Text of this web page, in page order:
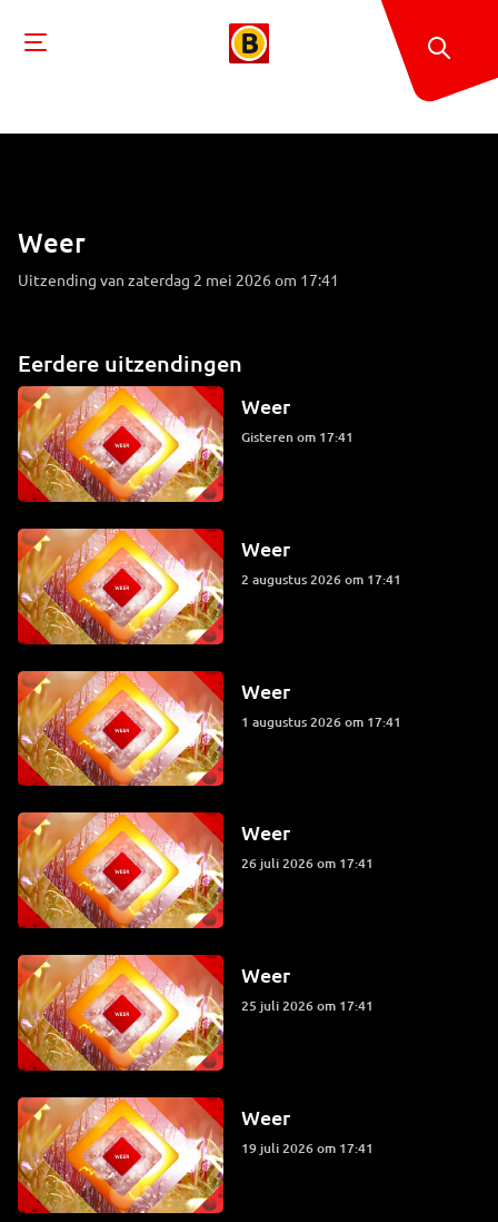
Weer
Uitzending van zaterdag 2 mei 2026 om 17:41
Eerdere uitzendingen
Weer
Gisteren om 17:41
Weer
2 augustus 2026 om 17:41
Weer
1 augustus 2026 om 17:41
Weer
26 juli 2026 om 17:41
Weer
25 juli 2026 om 17:41
Weer
19 juli 2026 om 17:41